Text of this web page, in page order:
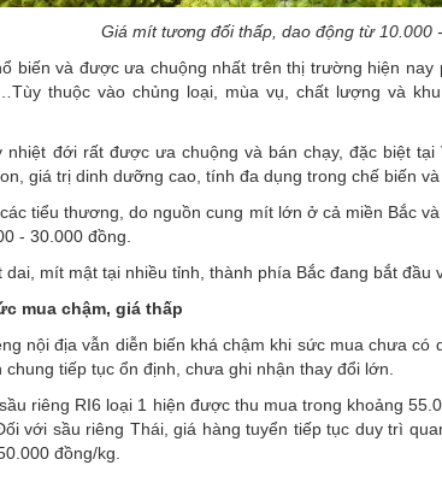
Giá mít tương đối thấp, dao động từ 10.000
biến và được ưa chuộng nhất trên thị trường hiện
thuộc vào chủng loại, mùa vụ, chất lượng và
nhiệt đới rất được ưa chuộng và bán chạy, đặc biệt
giá trị dinh dưỡng cao, tính đa dụng trong chế biến và
tiểu thương, do nguồn cung mít lớn ở cả miền Bắc
- 30.000 đồng.
dai, mít mật tại nhiều tỉnh, thành phía Bắc đang bắt
mua chậm, giá thấp
nội địa vẫn diễn biến khá chậm khi sức mua chưa có
tiếp tục ổn định, chưa ghi nhận thay đổi lớn.
riêng RI6 loại 1 hiện được thu mua trong khoảng
với sầu riêng Thái, giá hàng tuyển tiếp tục duy trì
đồng/kg.